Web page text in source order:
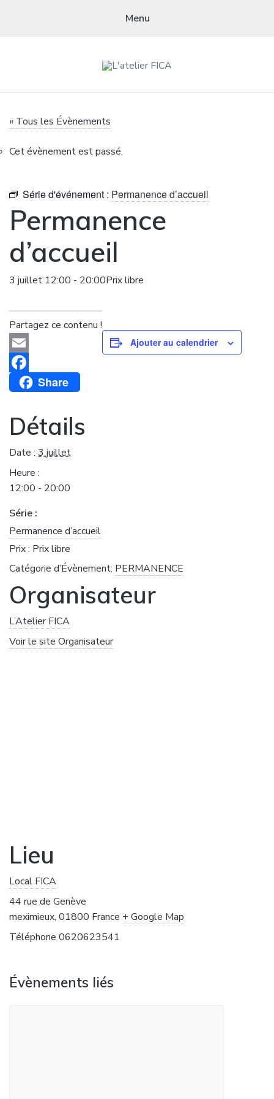
Menu
« Tous les Évènements
Cet évènement est passé.
Série d'événement : Permanence d’accueil
Permanence
d’accueil
3 juillet 12:00 - 20:00Prix libre
Partagez ce contenu !
Email
FacebookShare
Ajouter au calendrier
Détails
Date : 3 juillet
Heure :
12:00 - 20:00
Série :
Permanence d’accueil
Prix : Prix libre
Catégorie d’Évènement: PERMANENCE
Organisateur
L’Atelier FICA
Voir le site Organisateur
Lieu
Local FICA
44 rue de Genève
meximieux, 01800 France + Google Map
Téléphone 0620623541
Évènements liés